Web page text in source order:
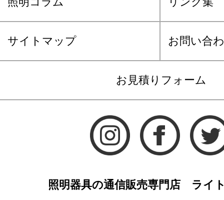
サイトマップ お問い合
お見積りフォーム
照明器具の通信販売専門店 ライ